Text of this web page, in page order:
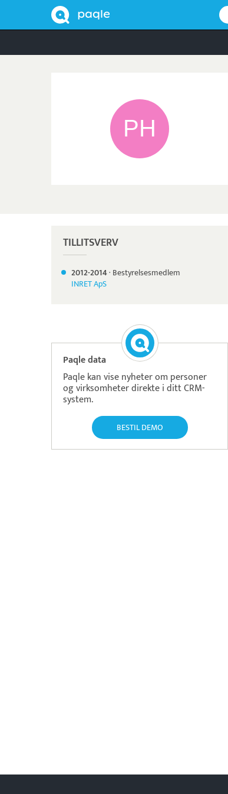
TILLITSVERV
2012-2014· Bestyrelsesmedlem
INRET ApS
Paqle data
Paqle kan vise nyheter om personer
og virksomheter direkte i ditt CRM-
system.
BESTIL DEMO